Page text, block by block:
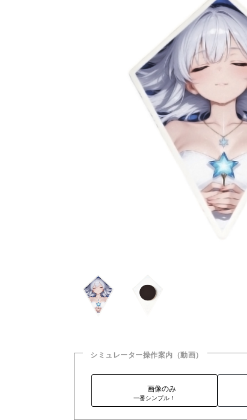
シミュレーター操作案内（動画）
画像のみ
一番シンプル！